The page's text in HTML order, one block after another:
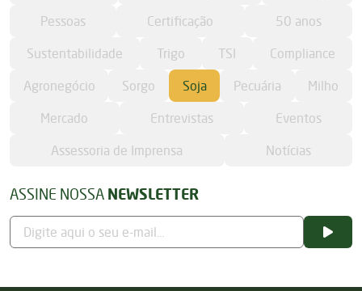
Pessoas
Certificação
50 anos
Sustentabilidade
Trigo TSI
Compliance
Agronegócio
Sorgo Soja Pecuária
Milho
Mercado
Entrevistas
Eventos
Assessoria de Imprensa
Notícias
ASSINE NOSSA NEWSLETTER